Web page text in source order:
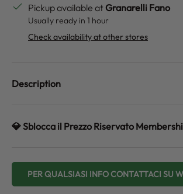
Pickup available at Granarelli Fano
Usually ready in 1 hour
Check availability at other stores
Description
💎 Sblocca il Prezzo Riservato
PER QUALSIASI INFO CONTATTACI SU